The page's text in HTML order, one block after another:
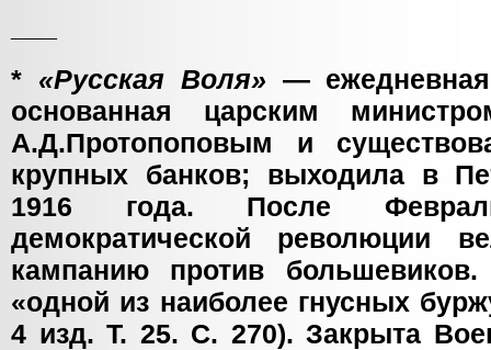
* «Русская Воля» — ежедневная
основанная царским
А.Д.Протопоповым и
крупных банков; выходила в
1916 года. После
демократической революции
кампанию против
«одной из наиболее гнусных
4 изд. Т. 25. С. 270). Закрыта